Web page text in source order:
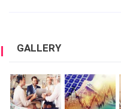
GALLERY